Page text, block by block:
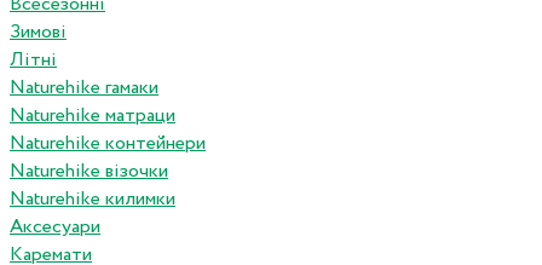
Зимові
Літні
Naturehike гамаки
Naturehike матраци
Naturehike контейнери
Naturehike візочки
Naturehike килимки
Аксесуари
Каремати